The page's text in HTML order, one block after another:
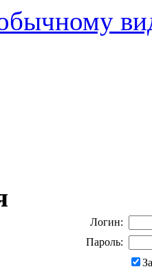
Логин:
Пароль: